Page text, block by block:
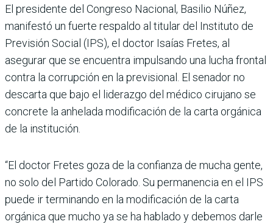
El presidente del Con­greso Nacional, Basi­lio Núñez,
manifestó un fuerte respaldo al titu­lar del Instituto de
Previ­sión Social (IPS), el doctor Isaías Fretes, al
asegurar que se encuentra impulsando una lucha frontal
contra la corrupción en la previsional. El senador no
descarta que bajo el liderazgo del médico cirujano se
concrete la anhe­lada modificación de la carta orgánica
de la institución.
“El doctor Fretes goza de la confianza de mucha gente,
no solo del Partido Colorado. Su permanencia en el IPS
puede ir terminando en la modifica­ción de la carta
orgánica que mucho ya se ha hablado y debe­mos darle